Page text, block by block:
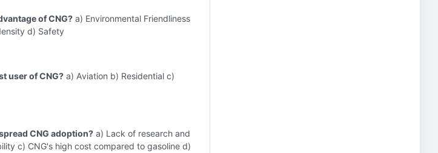
of CNG? a) Environmental Friendliness
d) Safety
user of CNG? a) Aviation b) Residential c)
CNG adoption? a) Lack of research and
c) CNG's high cost compared to gasoline d)